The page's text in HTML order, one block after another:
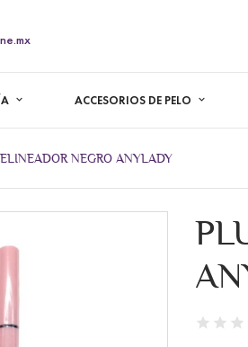
ACCESORIOS DE PELO
NEGRO ANYLADY